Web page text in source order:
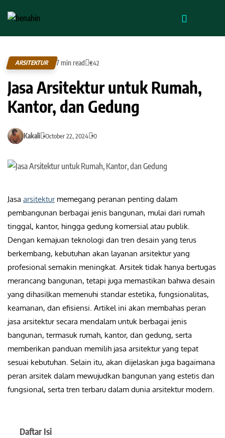
ARSITEKTUR 7 min read 242
Jasa Arsitektur untuk Rumah,
Kantor, dan Gedung
Kakali October 22, 2024 0
Jasa arsitekturmemegang peranan penting dalam
pembangunan berbagai jenis bangunan, mulai dari rumah
tinggal, kantor, hingga gedung komersial atau publik.
Dengan kemajuan teknologi dan tren desain yang terus
berkembang, kebutuhan akan layanan arsitektur yang
profesional semakin meningkat. Arsitek tidak hanya bertugas
merancang bangunan, tetapi juga memastikan bahwa desain
yang dihasilkan memenuhi standar estetika, fungsionalitas,
keamanan, dan efisiensi. Artikel ini akan membahas peran
jasa arsitektur secara mendalam untuk berbagai jenis
bangunan, termasuk rumah, kantor, dan gedung, serta
memberikan panduan memilih jasa arsitektur yang tepat
sesuai kebutuhan. Selain itu, akan dijelaskan juga bagaimana
peran arsitek dalam mewujudkan bangunan yang estetis dan
fungsional, serta tren terbaru dalam dunia arsitektur modern.
Daftar Isi